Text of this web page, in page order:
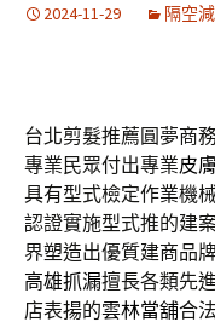
2024-11-29 隔空
台北剪髮推薦圓夢商
專業民眾付出專業皮
具有型式檢定作業機
認證實施型式推的建
界塑造出優質建商品
高雄抓漏擅長各類先
店表揚的雲林當舖合